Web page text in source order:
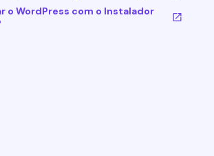
o WordPress com o Instalador